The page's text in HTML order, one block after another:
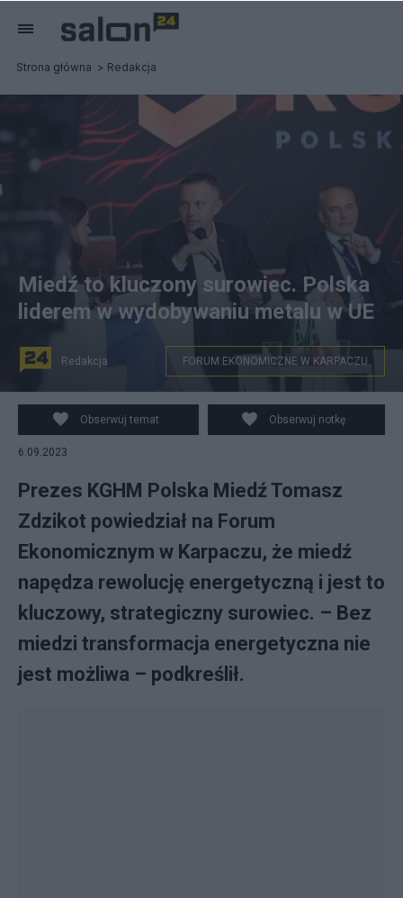
Strona główna Redakcja
Fot. Facebook/KGHM
Miedź to kluczony surowiec. Polska
liderem w wydobywaniu metalu w UE
Redakcja FORUM EKONOMICZNE W KARPACZU
Obserwuj temat Obserwuj notkę
6.09.2023
Prezes KGHM Polska Miedź Tomasz
Zdzikot powiedział na Forum
Ekonomicznym w Karpaczu, że miedź
napędza rewolucję energetyczną i jest to
kluczowy, strategiczny surowiec. – Bez
miedzi transformacja energetyczna nie
jest możliwa – podkreślił.